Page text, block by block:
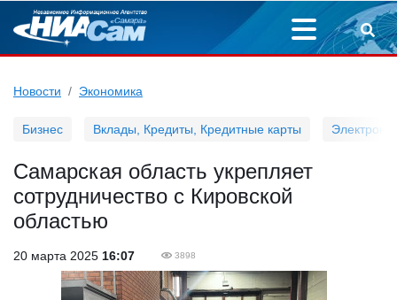
Новости Экономика
Бизнес Вклады, Кредиты, Кредитные карты
Самарская область укрепляет
сотрудничество с Кировской
областью
20 марта 2025 16:07 3898